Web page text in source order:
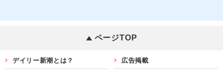
ページTOP
デイリー新潮とは？ 広告掲載